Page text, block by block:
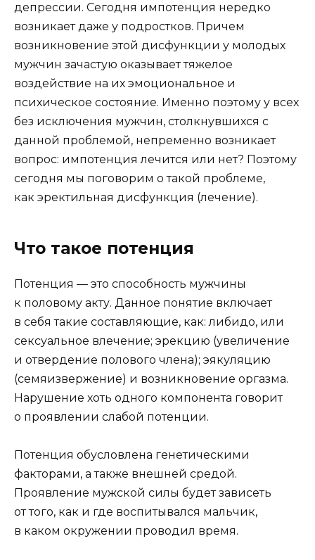
депрессии. Сегодня импотенция нередко
возникает даже у подростков. Причем
возникновение этой дисфункции у молодых
мужчин зачастую оказывает тяжелое
воздействие на их эмоциональное и
психическое состояние. Именно поэтому у всех
без исключения мужчин, столкнувшихся с
данной проблемой, непременно возникает
вопрос: импотенция лечится или нет? Поэтому
сегодня мы поговорим о такой проблеме,
как эректильная дисфункция (лечение).
Что такое потенция
Потенция — это способность мужчины
к половому акту. Данное понятие включает
в себя такие составляющие, как: либидо, или
сексуальное влечение; эрекцию (увеличение
и отвердение полового члена); эякуляцию
(семяизвержение) и возникновение оргазма.
Нарушение хоть одного компонента говорит
о проявлении слабой потенции.
Потенция обусловлена генетическими
факторами, а также внешней средой.
Проявление мужской силы будет зависеть
от того, как и где воспитывался мальчик,
в каком окружении проводил время.